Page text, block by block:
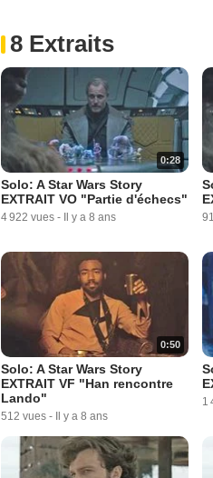
8 Extraits
0:28
Solo: A Star Wars Story
EXTRAIT VO "Partie d'échecs"
4 922 vues - Il y a 8 ans
0:50
Solo: A Star Wars Story
EXTRAIT VF "Han rencontre
Lando"
512 vues - Il y a 8 ans
1